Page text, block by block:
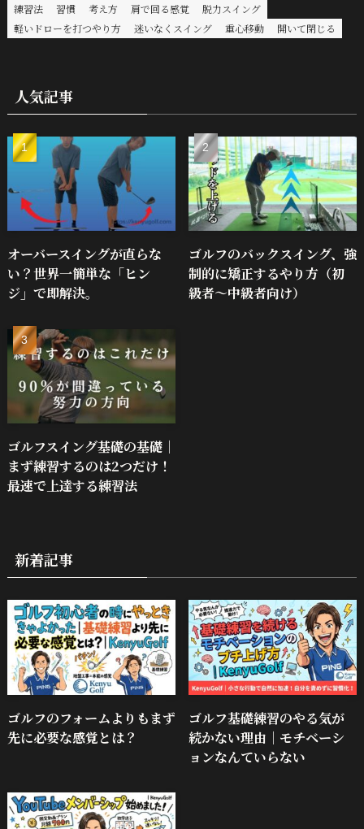
練習法
習慣 考え方 肩で回る感覚
脱力スイング
軽いドローを打つやり方
迷いなくスイング 重心移動 開いて閉じる
人気記事
オーバースイングが直らな
い？世界一簡単な「ヒン
ジ」で即解決。
ゴルフのバックスイング、強
制的に矯正するやり方（初
級者～中級者向け）
ゴルフスイング基礎の基礎｜
まず練習するのは2つだけ！
最速で上達する練習法
新着記事
ゴルフのフォームよりもまず
先に必要な感覚とは？
ゴルフ基礎練習のやる気が
続かない理由｜モチベーシ
ョンなんていらない